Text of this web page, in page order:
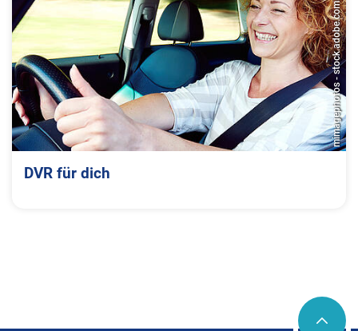
mimagephotos - stock.adobe.com
DVR für dich